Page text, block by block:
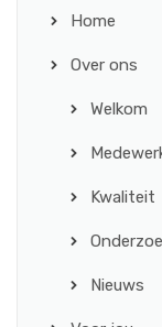
Home
Over ons
Welkom
Kwaliteit
Nieuws